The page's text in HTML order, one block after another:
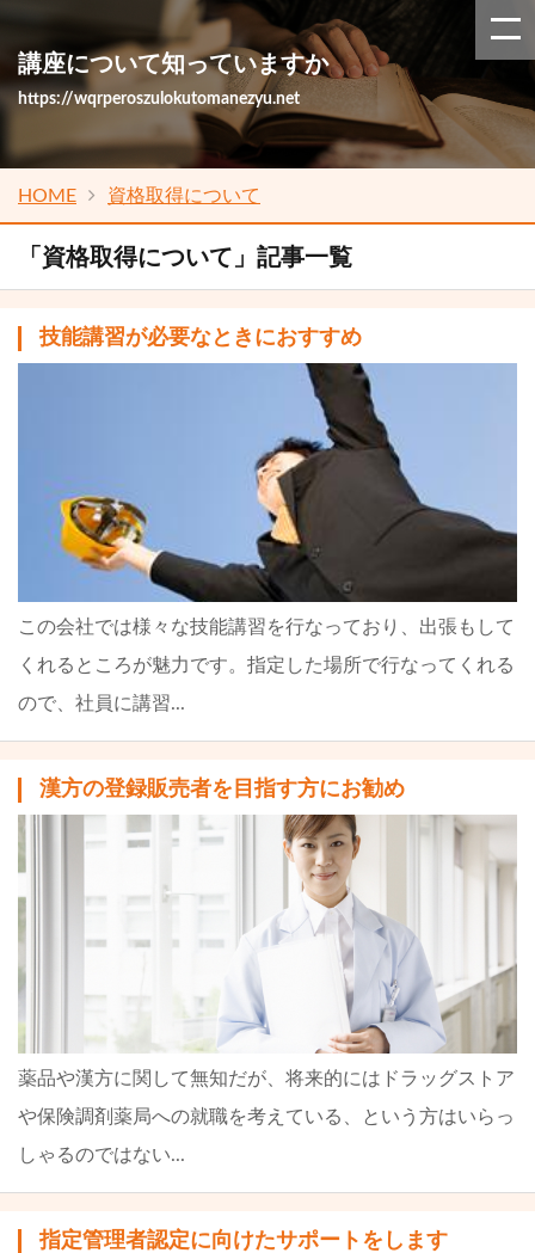
講座について知っていますか
https://wqrperoszulokutomanezyu.net
HOME 資格取得について
「資格取得について」記事一覧
技能講習が必要なときにおすすめ
この会社では様々な技能講習を行なっており、出張もして
くれるところが魅力です。指定した場所で行なってくれる
ので、社員に講習...
漢方の登録販売者を目指す方にお勧め
薬品や漢方に関して無知だが、将来的にはドラッグストア
や保険調剤薬局への就職を考えている、という方はいらっ
しゃるのではない...
指定管理者認定に向けたサポートをします